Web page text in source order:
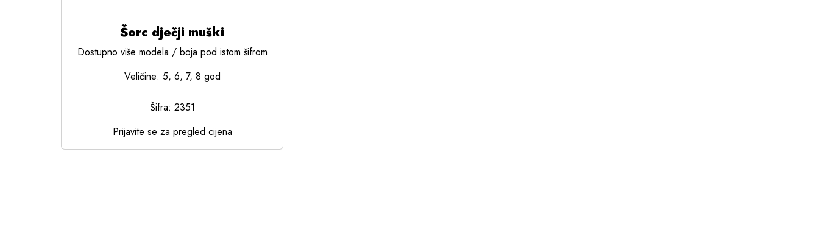
Šorc dječji muški
Dostupno više modela / boja pod istom šifrom
Veličine: 5, 6, 7, 8 god
Šifra: 2351
Prijavite se za pregled cijena